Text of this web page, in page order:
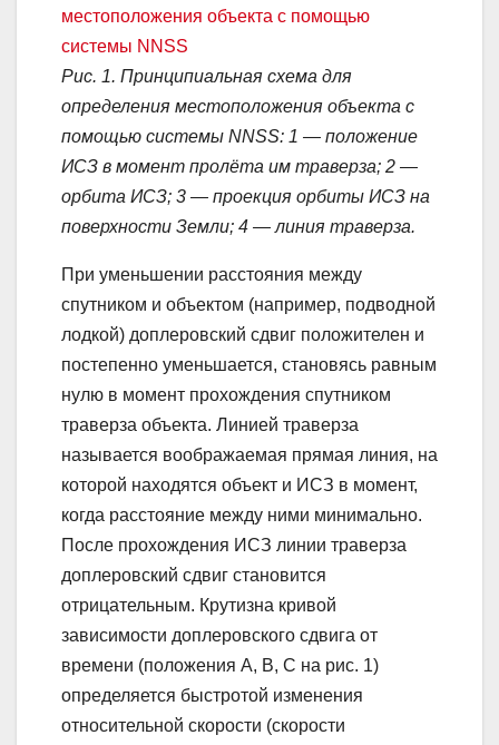
Рис. 1. Принципиальная схема для
определения местоположения объекта с
помощью системы NNSS: 1 — положение
ИСЗ в момент пролёта им траверза; 2 —
орбита ИСЗ; 3 — проекция орбиты ИСЗ на
поверхности Земли; 4 — линия траверза.
При уменьшении расстояния между
спутником и объектом (например, подводной
лодкой) доплеровский сдвиг положителен и
постепенно уменьшается, становясь равным
нулю в момент прохождения спутником
траверза объекта. Линией траверза
называется воображаемая прямая линия, на
которой находятся объект и ИСЗ в момент,
когда расстояние между ними минимально.
После прохождения ИСЗ линии траверза
доплеровский сдвиг становится
отрицательным. Крутизна кривой
зависимости доплеровского сдвига от
времени (положения А, В, С на рис. 1)
определяется быстротой изменения
относительной скорости (скорости